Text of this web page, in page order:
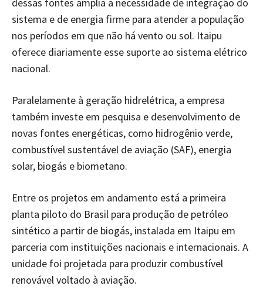
dessas fontes amplia a necessidade de integração do
sistema e de energia firme para atender a população
nos períodos em que não há vento ou sol. Itaipu
oferece diariamente esse suporte ao sistema elétrico
nacional.
Paralelamente à geração hidrelétrica, a empresa
também investe em pesquisa e desenvolvimento de
novas fontes energéticas, como hidrogênio verde,
combustível sustentável de aviação (SAF), energia
solar, biogás e biometano.
Entre os projetos em andamento está a primeira
planta piloto do Brasil para produção de petróleo
sintético a partir de biogás, instalada em Itaipu em
parceria com instituições nacionais e internacionais. A
unidade foi projetada para produzir combustível
renovável voltado à aviação.